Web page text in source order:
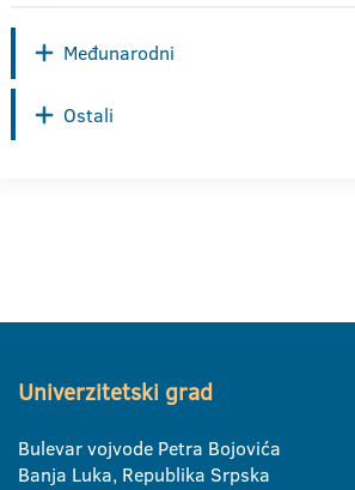
Međunarodni
Ostali
Univerzitetski grad
Bulevar vojvode Petra Bojovića
Banja Luka, Republika Srpska